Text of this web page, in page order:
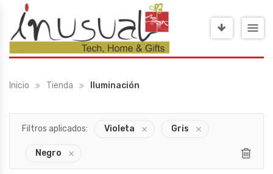
Inicio Tienda Iluminación
Filtros aplicados: Violeta Gris
Negro